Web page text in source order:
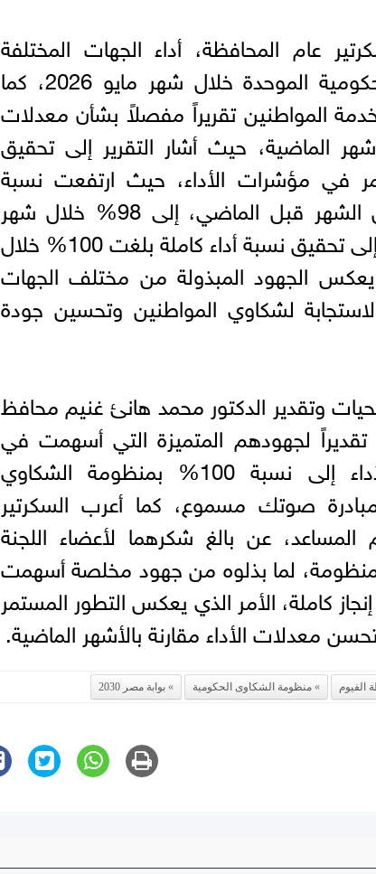
عام المحافظة، أداء الجهات المختلفة
بمنظومة الشكاوى الحكومية الموحدة خلال شهر مايو 2026، كما
المواطنين تقريراً مفصلاً بشأن معدلات
الماضية، حيث أشار التقرير إلى تحقيق
مؤشرات الأداء، حيث ارتفعت نسبة
الإنجاز من 76% خلال الشهر قبل الماضي، إلى 98% خلال شهر
أبريل الماضي، وصولاً إلى تحقيق نسبة أداء كاملة بلغت 100% خلال
2026، بما يعكس الجهود المبذولة من مختلف الجهات
لشكاوي المواطنين وتحسين جودة
وتقدير الدكتور محمد هانئ غنيم محافظ
تقديراً لجهودهم المتميزة التي أسهمت في
الوصول بمعدلات الأداء إلى نسبة 100% بمنظومة الشكاوي
صوتك مسموع، كما أعرب السكرتير
المساعد، عن بالغ شكرهما لأعضاء اللجنة
لما بذلوه من جهود مخلصة أسهمت
كاملة، الأمر الذي يعكس التطور المستمر
معدلات الأداء مقارنة بالأشهر الماضية.
الفيوم منظومة الشكاوى الحكومية بوابة مصر 2030